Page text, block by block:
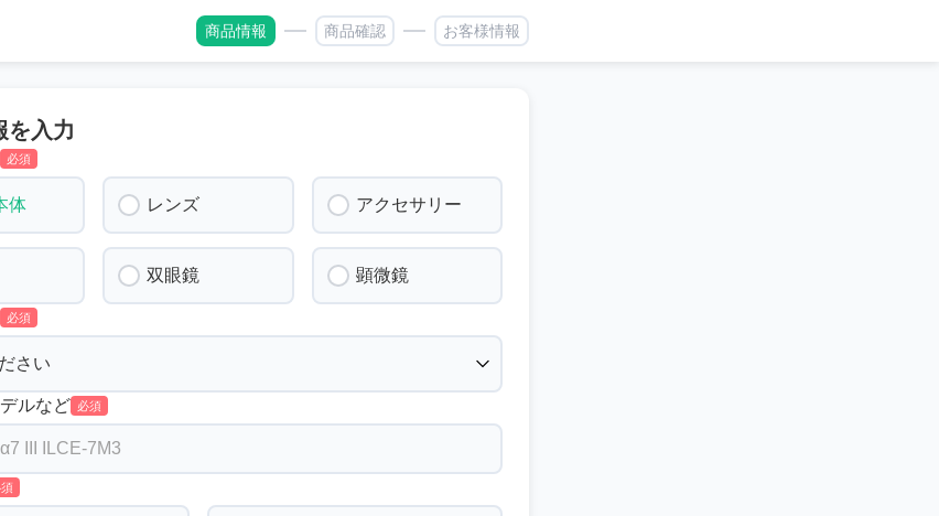
商品情報 商品確認 お客様情報
を入力
必須
体 レンズ アクセサリー
双眼鏡 顕微鏡
必須
ルなど 必須